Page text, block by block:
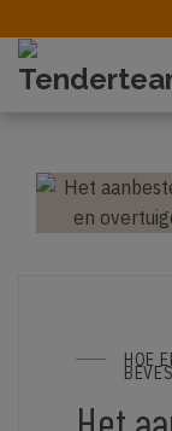
HOE